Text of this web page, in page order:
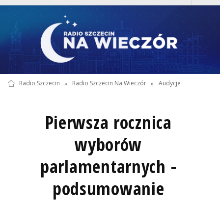
Radio Szczecin » Radio Szczecin Na Wieczór » Audycje
Pierwsza rocznica
wyborów
parlamentarnych -
podsumowanie